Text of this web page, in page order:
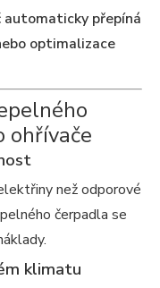
automaticky přepíná
optimalizace
ohřívače
než odporové
čerpadla se
klimatu